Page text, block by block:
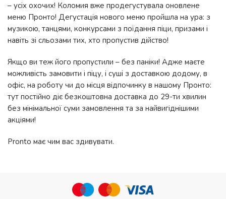
– усіх охочих! Коломия вже продегустувала оновлене
меню Пронто! Дегустація нового меню пройшла на ура: з
музикою, танцями, конкурсами з поїдання піци, призами і
навіть зі сльозами тих, хто пропустив дійство!
Якщо ви теж його пропустили – без паніки! Адже маєте
можливість замовити і піцу, і суші з доставкою додому, в
офіс, на роботу чи до місця відпочинку в нашому Пронто:
тут постійно діє безкоштовна доставка до 29-ти хвилин
без мінімальної суми замовлення та за найвигіднішими
акціями!
Pronto має чим вас здивувати.